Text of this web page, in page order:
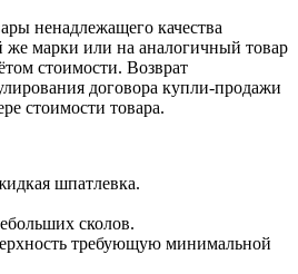
ненадлежащего качества
же марки или на аналогичный товар
стоимости. Возврат
договора купли-продажи
стоимости товара.
шпатлевка.
сколов.
требующую минимальной